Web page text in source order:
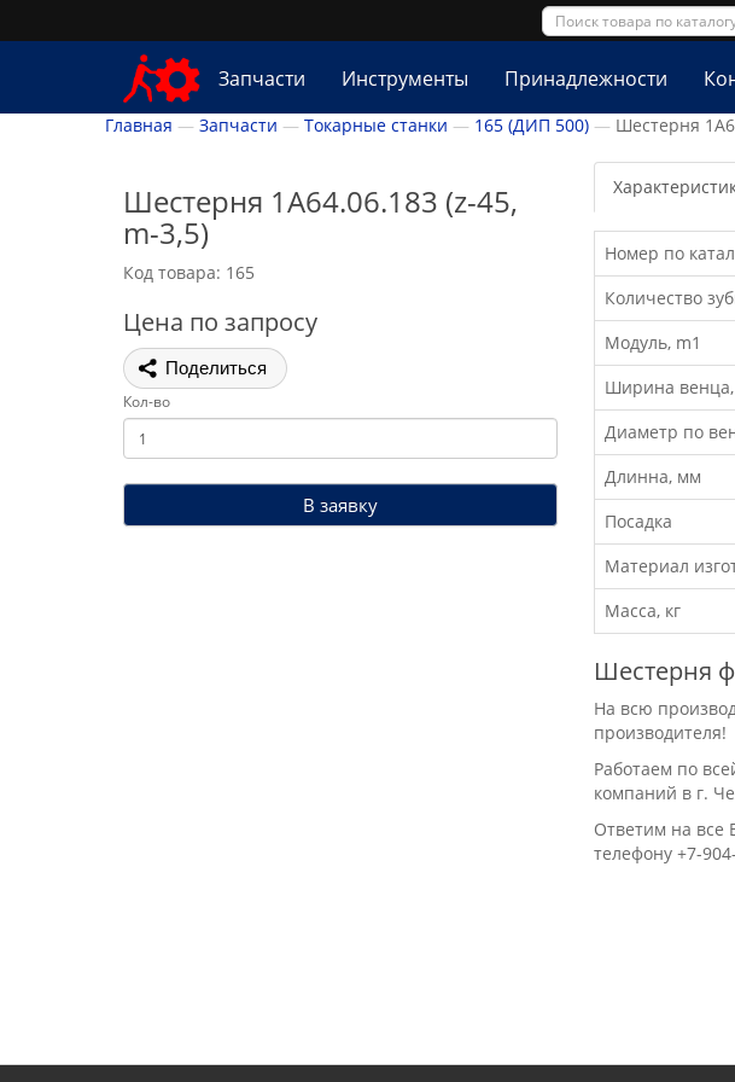
Запчасти Инструменты Принадлежности
Главная Запчасти Токарные станки 165 (ДИП 500) Шестерня
Шестерня 1А64.06.183 (z-45,
m-3,5)
Код товара: 165
Цена по запросу
Поделиться
Кол-во
В заявку
Номер по
Количество
Модуль, m1
Ширина
Диаметр по
Длинна, мм
Посадка
Материал
Масса, кг
Шестерня
На всю
производителя!
Работаем по
компаний в г.
Ответим на
телефону +7-